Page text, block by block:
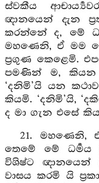
ස්වකීය
ඥානයෙන් දැන
කරන්නේ ද, මේ
මහණෙනි, ඒ මම
ප්‍රගුණ කෙළෙමි.
පමණින් ම, කියන
‘දනිමි’යි යන
කියමි. ‘දනිමි’යි,
ද මා ගැන එසේ
21. මහණෙනි,
තෙමේ මේ ධර්‍මය
විශිෂ්ට ඥානයෙන්
වාසය කරමි යි